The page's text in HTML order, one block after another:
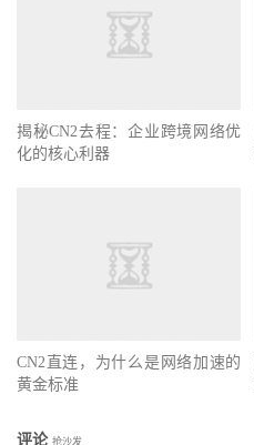
揭秘CN2去程：企业跨境网络优
化的核心利器
CN2直连，为什么是网络加速的
黄金标准
评论 抢沙发